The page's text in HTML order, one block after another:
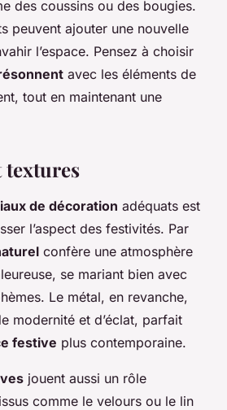
des coussins ou des bougies.
peuvent ajouter une nouvelle
l’espace. Pensez à choisir
avec les éléments de
tout en maintenant une
textures
de décoration adéquats est
l’aspect des festivités. Par
confère une atmosphère
se mariant bien avec
Le métal, en revanche,
modernité et d’éclat, parfait
festive plus contemporaine.
jouent aussi un rôle
comme le velours ou le lin